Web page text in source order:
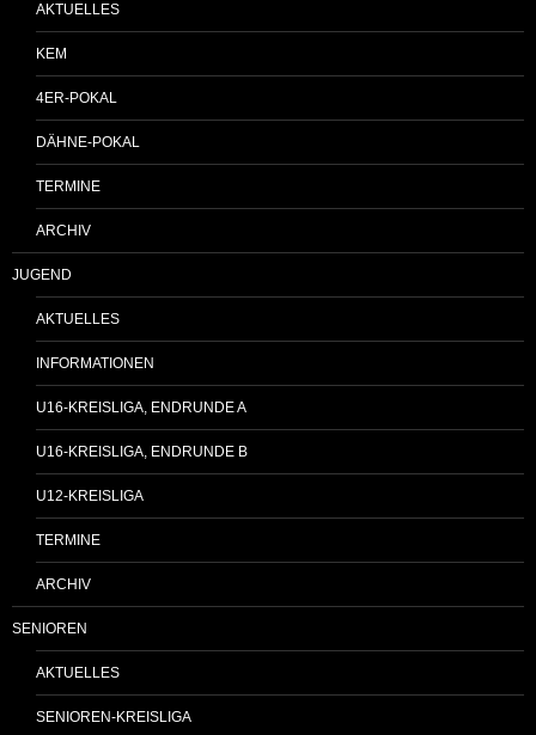
AKTUELLES
KEM
4ER-POKAL
DÄHNE-POKAL
TERMINE
ARCHIV
JUGEND
AKTUELLES
INFORMATIONEN
U16-KREISLIGA, ENDRUNDE A
U16-KREISLIGA, ENDRUNDE B
U12-KREISLIGA
TERMINE
ARCHIV
SENIOREN
AKTUELLES
SENIOREN-KREISLIGA